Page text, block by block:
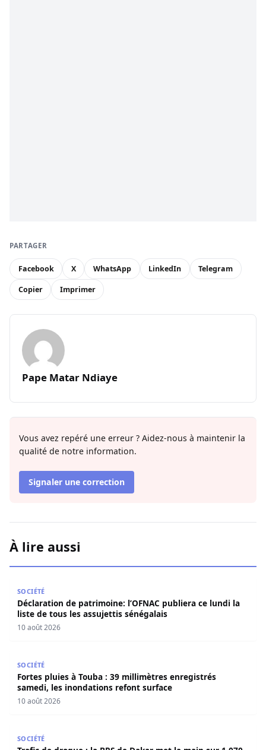
PARTAGER
Facebook X WhatsApp LinkedIn Telegram
Copier Imprimer
Pape Matar Ndiaye
Vous avez repéré une erreur ? Aidez-nous à maintenir la
qualité de notre information.
Signaler une correction
À lire aussi
SOCIÉTÉ
Déclaration de patrimoine: l’OFNAC publiera ce lundi la
liste de tous les assujettis sénégalais
10 août 2026
SOCIÉTÉ
Fortes pluies à Touba : 39 millimètres enregistrés
samedi, les inondations refont surface
10 août 2026
SOCIÉTÉ